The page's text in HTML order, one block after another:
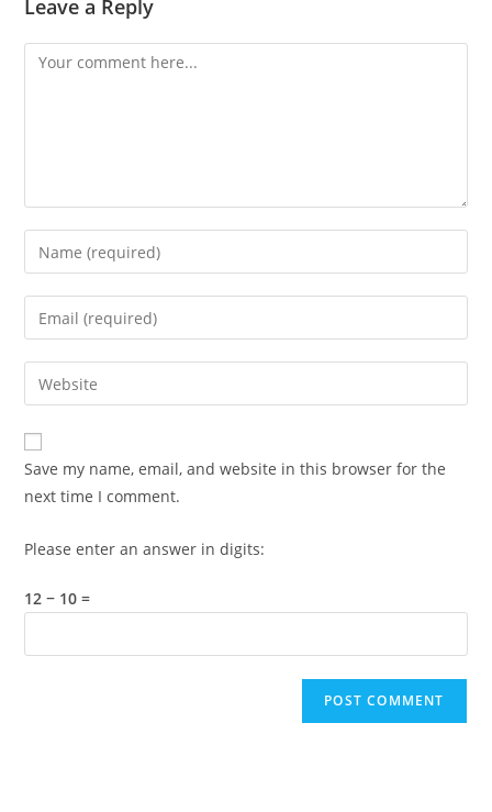
Leave a Reply
Comment
Enter
your
name
comment
Enter
your
email
address
comment
Enter
your
website
URL
(optional)
Save my name, email, and website in this browser for the
next time I comment.
Please enter an answer in digits:
12 − 10 =